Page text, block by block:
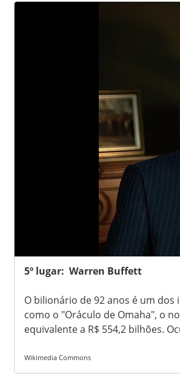
5º lugar: Warren Buffett
O bilionário de 92 anos é um
como o "Oráculo de Omaha", o
equivalente a R$ 554,2 bilhões.
Wikimedia Commons